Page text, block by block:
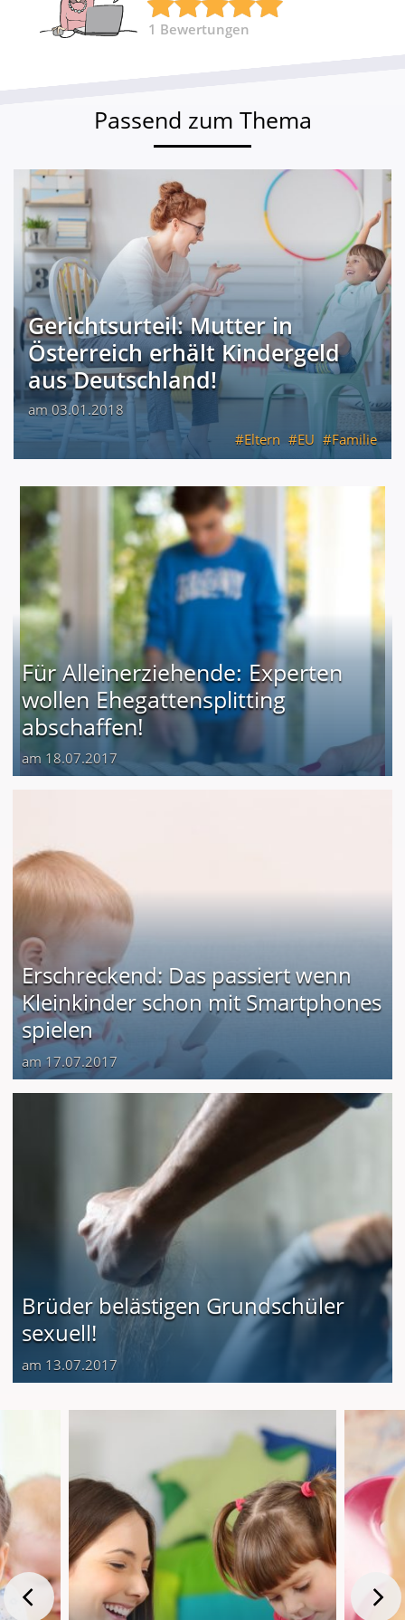
1 Bewertungen
Passend zum Thema
Gerichtsurteil: Mutter in
Österreich erhält Kindergeld
aus Deutschland!
am 03.01.2018
Eltern
EU Familie
Für Alleinerziehende: Experten
wollen Ehegattensplitting
abschaffen!
am 18.07.2017
Erschreckend: Das passiert wenn
Kleinkinder schon mit Smartphones
spielen
am 17.07.2017
Brüder belästigen Grundschüler
sexuell!
am 13.07.2017